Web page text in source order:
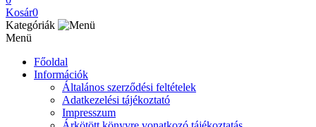
Kosár0
Kategóriák
Menü
Főoldal
Információk
Általános szerződési feltételek
Adatkezelési tájékoztató
Impresszum